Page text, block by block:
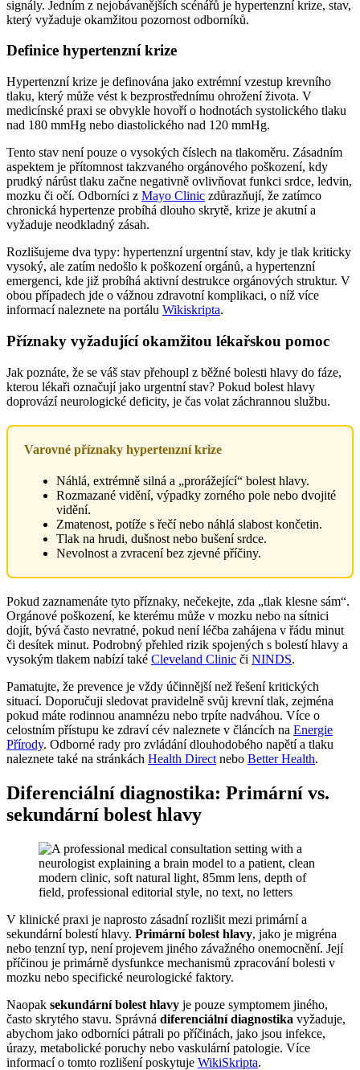
signály. Jedním z nejobávanějších scénářů je hypertenzní krize, stav,
který vyžaduje okamžitou pozornost odborníků.
Definice hypertenzní krize
Hypertenzní krize je definována jako extrémní vzestup krevního
tlaku, který může vést k bezprostřednímu ohrožení života. V
medicínské praxi se obvykle hovoří o hodnotách systolického tlaku
nad 180 mmHg nebo diastolického nad 120 mmHg.
Tento stav není pouze o vysokých číslech na tlakoměru. Zásadním
aspektem je přítomnost takzvaného orgánového poškození, kdy
prudký nárůst tlaku začne negativně ovlivňovat funkci srdce, ledvin,
mozku či očí. Odborníci z Mayo Clinic zdůrazňují, že zatímco
chronická hypertenze probíhá dlouho skrytě, krize je akutní a
vyžaduje neodkladný zásah.
Rozlišujeme dva typy: hypertenzní urgentní stav, kdy je tlak kriticky
vysoký, ale zatím nedošlo k poškození orgánů, a hypertenzní
emergenci, kde již probíhá aktivní destrukce orgánových struktur. V
obou případech jde o vážnou zdravotní komplikaci, o níž více
informací naleznete na portálu Wikiskripta.
Příznaky vyžadující okamžitou lékařskou pomoc
Jak poznáte, že se váš stav přehoupl z běžné bolesti hlavy do fáze,
kterou lékaři označují jako urgentní stav? Pokud bolest hlavy
doprovází neurologické deficity, je čas volat záchrannou službu.
Varovné příznaky hypertenzní krize
Náhlá, extrémně silná a „prorážející“ bolest hlavy.
Rozmazané vidění, výpadky zorného pole nebo dvojité
vidění.
Zmatenost, potíže s řečí nebo náhlá slabost končetin.
Tlak na hrudi, dušnost nebo bušení srdce.
Nevolnost a zvracení bez zjevné příčiny.
Pokud zaznamenáte tyto příznaky, nečekejte, zda „tlak klesne sám“.
Orgánové poškození, ke kterému může v mozku nebo na sítnici
dojít, bývá často nevratné, pokud není léčba zahájena v řádu minut
či desítek minut. Podrobný přehled rizik spojených s bolestí hlavy a
vysokým tlakem nabízí také Cleveland Clinic či NINDS.
Pamatujte, že prevence je vždy účinnější než řešení kritických
situací. Doporučuji sledovat pravidelně svůj krevní tlak, zejména
pokud máte rodinnou anamnézu nebo trpíte nadváhou. Více o
celostním přístupu ke zdraví cév naleznete v článcích na Energie
Přírody. Odborné rady pro zvládání dlouhodobého napětí a tlaku
naleznete také na stránkách Health Direct nebo Better Health.
Diferenciální diagnostika: Primární vs.
sekundární bolest hlavy
V klinické praxi je naprosto zásadní rozlišit mezi primární a
sekundární bolestí hlavy. Primární bolest hlavy, jako je migréna
nebo tenzní typ, není projevem jiného závažného onemocnění. Její
příčinou je primárně dysfunkce mechanismů zpracování bolesti v
mozku nebo specifické neurologické faktory.
Naopak sekundární bolest hlavy je pouze symptomem jiného,
často skrytého stavu. Správná diferenciální diagnostika vyžaduje,
abychom jako odborníci pátrali po příčinách, jako jsou infekce,
úrazy, metabolické poruchy nebo vaskulární patologie. Více
informací o tomto rozlišení poskytuje WikiSkripta.